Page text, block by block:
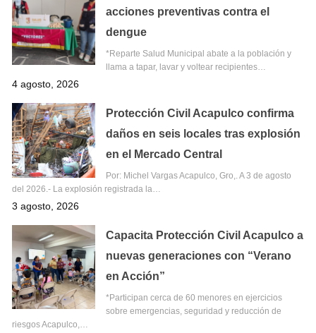
acciones preventivas contra el
dengue
*Reparte Salud Municipal abate a la población y
llama a tapar, lavar y voltear recipientes…
4 agosto, 2026
Protección Civil Acapulco confirma
daños en seis locales tras explosión
en el Mercado Central
Por: Michel Vargas Acapulco, Gro,. A 3 de agosto
del 2026.- La explosión registrada la…
3 agosto, 2026
Capacita Protección Civil Acapulco a
nuevas generaciones con “Verano
en Acción”
*Participan cerca de 60 menores en ejercicios
sobre emergencias, seguridad y reducción de
riesgos Acapulco,…